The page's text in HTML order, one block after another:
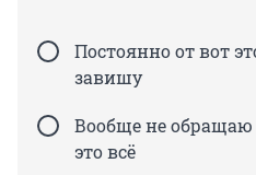
Постоянно от вот
завишу
Вообще не
это всё